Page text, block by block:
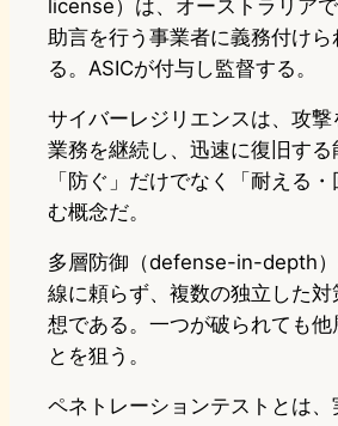
license）は、オーストラリア
助言を行う事業者に義務付けら
る。ASICが付与し監督する。
サイバーレジリエンスは、攻
業務を継続し、迅速に復旧する
「防ぐ」だけでなく「耐える
む概念だ。
多層防御（defense-in-depth
線に頼らず、複数の独立した
想である。一つが破られても他
とを狙う。
ペネトレーションテストとは